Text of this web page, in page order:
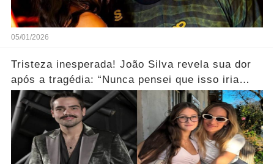
05/01/2026
Tristeza inesperada! João Silva revela sua dor
após a tragédia: “Nunca pensei que isso iria
acontecer... Ver mais